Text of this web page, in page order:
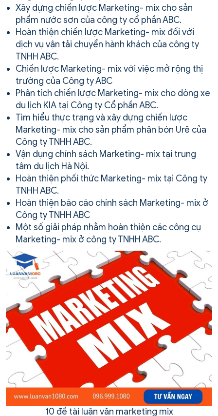
Xây dựng chiến lược Marketing- mix cho sản
phẩm nước sơn của công ty cổ phần ABC.
Hoàn thiện chiến lược Marketing- mix đối với
dịch vụ vận tải chuyển hành khách của công ty
TNHH ABC.
Chiến lược Marketing- mix với việc mở rộng thị
trường của Công ty ABC
Phân tích chiến lược Marketing- mix cho dòng xe
du lịch KIA tại Công ty Cổ phần ABC.
Tìm hiểu thực trạng và xây dựng chiến lược
Marketing- mix cho sản phẩm phân bón Urê của
Công ty TNHH ABC.
Vận dụng chính sách Marketing- mix tại trung
tâm du lịch Hà Nội.
Hoàn thiện phối thức Marketing- mix tại Công ty
TNHH ABC.
Hoàn thiện báo cáo chính sách Marketing- mix ở
Công ty TNHH ABC
Một số giải pháp nhằm hoàn thiện các công cụ
Marketing- mix ở công ty TNHH ABC.
10 đề tài luận văn marketing mix